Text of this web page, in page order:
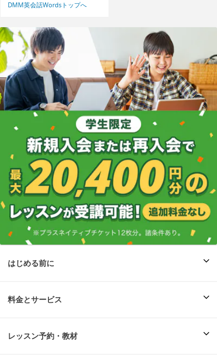
DMM英会話Wordsトップへ
はじめる前に
料金とサービス
レッスン予約・教材